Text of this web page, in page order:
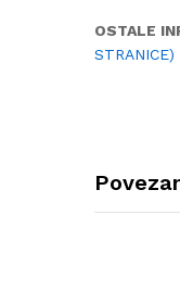
OSTALE
STRANICE)